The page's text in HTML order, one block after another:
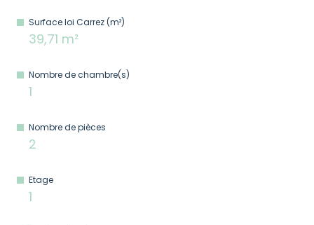
Surface loi Carrez (m²)
39,71 m²
Nombre de chambre(s)
1
Nombre de pièces
2
Etage
1